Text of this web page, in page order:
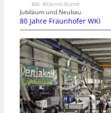
Bild: ©Dennis Brandt
Jubiläum und Neubau
80 Jahre Fraunhofer WKI